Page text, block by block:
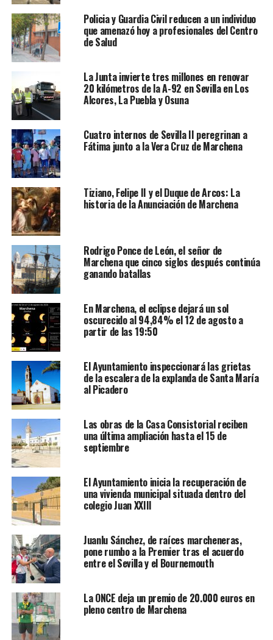
Policia y Guardia Civil reducen a un individuo
que amenazó hoy a profesionales del Centro
de Salud
La Junta invierte tres millones en renovar
20 kilómetros de la A-92 en Sevilla en Los
Alcores, La Puebla y Osuna
Cuatro internos de Sevilla II peregrinan a
Fátima junto a la Vera Cruz de Marchena
Tiziano, Felipe II y el Duque de Arcos: La
historia de la Anunciación de Marchena
Rodrigo Ponce de León, el señor de
Marchena que cinco siglos después continúa
ganando batallas
En Marchena, el eclipse dejará un sol
oscurecido al 94,84% el 12 de agosto a
partir de las 19:50
El Ayuntamiento inspeccionará las grietas
de la escalera de la explanda de Santa María
al Picadero
Las obras de la Casa Consistorial reciben
una última ampliación hasta el 15 de
septiembre
El Ayuntamiento inicia la recuperación de
una vivienda municipal situada dentro del
colegio Juan XXIII
Juanlu Sánchez, de raíces marcheneras,
pone rumbo a la Premier tras el acuerdo
entre el Sevilla y el Bournemouth
La ONCE deja un premio de 20.000 euros en
pleno centro de Marchena